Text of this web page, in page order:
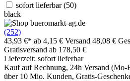
sofort lieferbar(50)
black
(252)
43,93 €* ab 4,15 € Versand 48,08 €
Gratisversand ab 178,50 €
Lieferzeit: sofort lieferbar
Kauf auf Rechnung, 24h Versand
über 10 Mio. Kunden, Gratis-